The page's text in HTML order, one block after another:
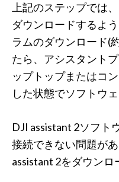
上記のステップでは
ダウンロードするよ
ラムのダウンロード(
たら、アシスタント
ップトップまたはコ
した状態でソフトウ
DJI assistant 2ソフト
接続できない問題が
assistant 2をダウンロ